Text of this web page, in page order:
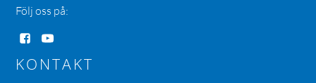
Följ oss på:
KONTAKT